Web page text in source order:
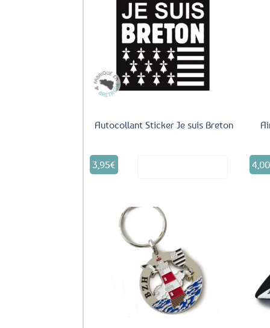
Autocollant Sticker Je suis Breton
3,95€ 4,00